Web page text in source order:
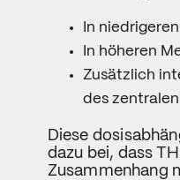
In
In höheren
Zusätzlich
des
Diese
dazu bei, dass
Zusammenhang